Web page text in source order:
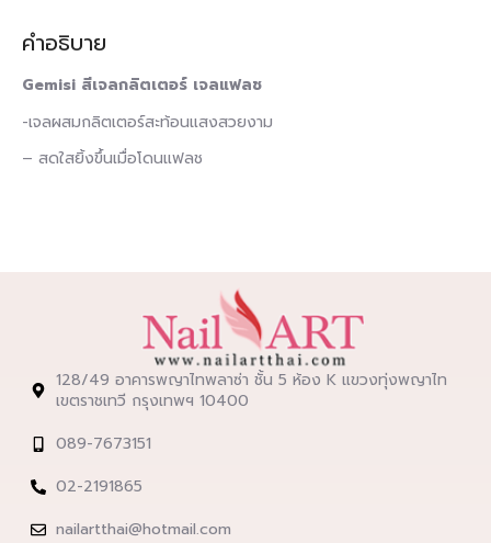
คำอธิบาย
Gemisi สีเจลกลิตเตอร์ เจลแฟลช
-เจลผสมกลิตเตอร์สะท้อนแสงสวยงาม
– สดใสยิ้งขึ้นเมื่อโดนแฟลช
128/49 อาคารพญาไทพลาซ่า ชั้น 5 ห้อง K แขวงทุ่งพญาไท
เขตราชเทวี กรุงเทพฯ 10400
089-7673151
02-2191865
nailartthai@hotmail.com